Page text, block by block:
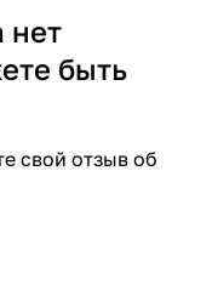
нет
быть
свой отзыв об